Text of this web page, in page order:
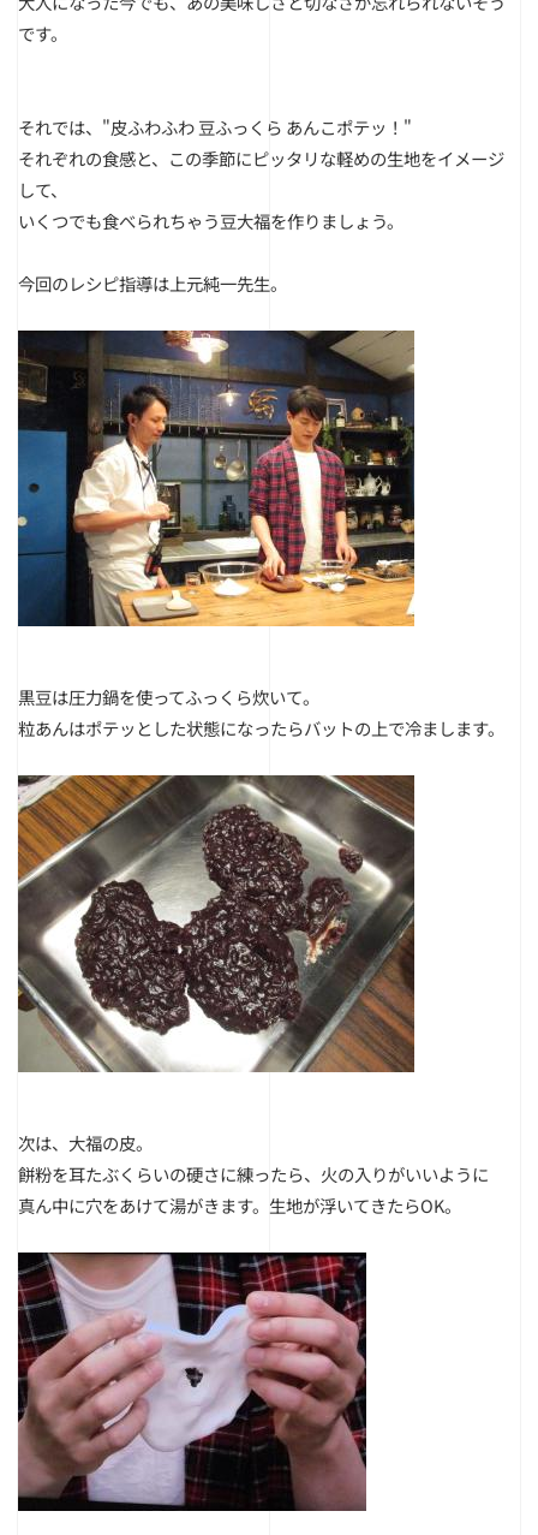
です。
それでは、 "皮ふわふわ 豆ふっくら あんこポテッ！"
それぞれの食感と、この季節にピッタリな軽めの生地をイメージ
して、
いくつでも食べられちゃう豆大福を作りましょう。
今回のレシピ指導は上元純一先生。
黒豆は圧力鍋を使ってふっくら炊いて。
粒あんはポテッとした状態になったらバットの上で冷まします。
次は、大福の皮。
餅粉を耳たぶくらいの硬さに練ったら、 火の入りがいいように
真ん中に穴をあけて湯がきます。生地が浮いてきたらOK。